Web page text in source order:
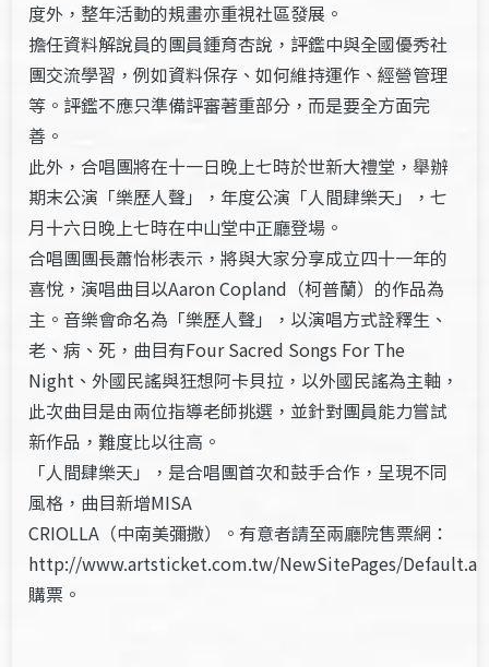
度外，整年活動的規畫亦重視社區發展。
擔任資料解說員的團員鍾育杏說，評鑑中與全國優秀社
團交流學習，例如資料保存、如何維持運作、經營管理
等。評鑑不應只準備評審著重部分，而是要全方面完
善。
此外，合唱團將在十一日晚上七時於世新大禮堂，舉辦
期末公演「樂歷人聲」，年度公演「人間肆樂天」，七
月十六日晚上七時在中山堂中正廳登場。
合唱團團長蕭怡彬表示，將與大家分享成立四十一年的
喜悅，演唱曲目以Aaron Copland（柯普蘭）的作品為
主。音樂會命名為「樂歷人聲」，以演唱方式詮釋生、
老、病、死，曲目有Four Sacred Songs For The
Night、外國民謠與狂想阿卡貝拉，以外國民謠為主軸，
此次曲目是由兩位指導老師挑選，並針對團員能力嘗試
新作品，難度比以往高。
「人間肆樂天」，是合唱團首次和鼓手合作，呈現不同
風格，曲目新增MISA
CRIOLLA（中南美彌撒）。有意者請至兩廳院售票網：
http://www.artsticket.com.tw/NewSitePages/
購票。